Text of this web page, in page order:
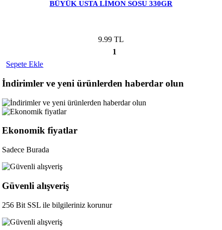
BÜYÜK USTA LİMON SOSU 330GR
9.99 TL
1
Sepete Ekle
İndirimler ve yeni ürünlerden haberdar olun
Ekonomik fiyatlar
Sadece Burada
Güvenli alışveriş
256 Bit SSL ile bilgileriniz korunur